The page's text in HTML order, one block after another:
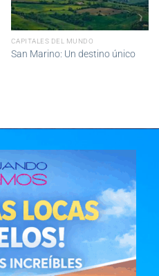
CAPITALES DEL MUNDO
San Marino: Un destino único